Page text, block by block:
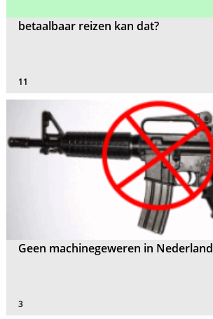
betaalbaar reizen kan dat?
11
Geen machinegeweren in Nederland
3